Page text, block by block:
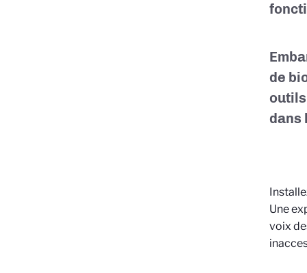
de
dans
Une
voix